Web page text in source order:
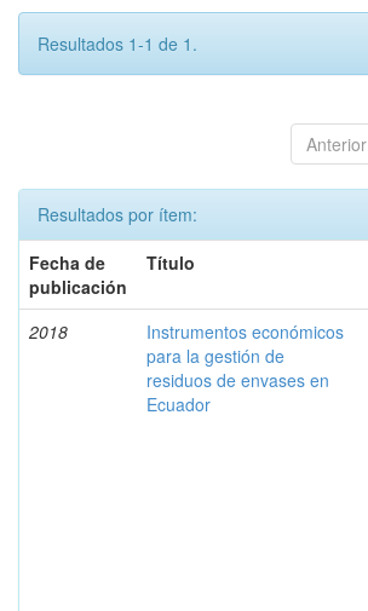
Resultados 1-1 de 1.
Anterior
Resultados por ítem:
Fecha de
publicación
Título
2018
Instrumentos económicos
para la gestión de
residuos de envases en
Ecuador